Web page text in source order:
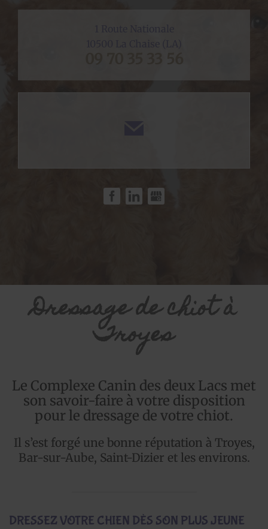
Dressage de chiot à
Troyes
Le Complexe Canin des deux Lacs met
son savoir-faire à votre disposition
pour le dressage de votre chiot.
Il s’est forgé une bonne réputation à Troyes,
Bar-sur-Aube, Saint-Dizier et les environs.
DRESSEZ VOTRE CHIEN DÈS SON PLUS JEUNE